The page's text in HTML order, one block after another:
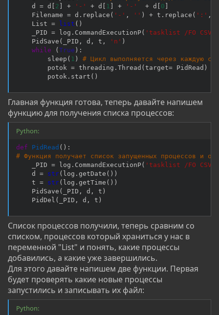
    d
= d 2 + '-' + d 1 + '-' + d 0
    Filename
= d . replace ( '-' , '' ) + t . replace ( ':' ,
    List
= list ( )
    _PID
= log . CommandExecutionP( 'tasklist /FO CSV'
    PidSave
( _PID , d , t , 'n' )
while
( True ) :
        sleep
( 1 )
# Цикл выполняется через каждую
        potok
= threading . Thread ( target= PidRead )
        potok
. start ( )
Главная функция готова, теперь давайте напишем
функцию для получения списка процессов:
Python:
def PidRead ( ) :
# Функция получает список запущенных процессов и
    _PID
= log . CommandExecutionP( 'tasklist /FO CSV'
    d
= str( log . getDate ( ) )
    t
= str( log . getTime ( ) )
    PidSave
( _PID , d , t )
    PidDel
( _PID , d , t )
Список процессов получили, теперь сравним со
списком, процессов который храниться у нас в
переменной "List" и понять, какие процессы
добавились, а какие уже завершились.
Для этого давайте напишем две функции. Первая
будет проверять какие новые процессы
запустились и записывать их файл:
Python: